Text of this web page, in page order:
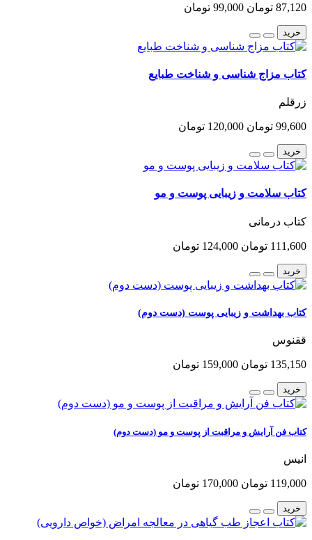
87,120 تومان 99,000 تومان
خرید
کتاب مزاج شناسی و شناخت طبایع
زرقلم
99,600 تومان 120,000 تومان
خرید
کتاب سلامت و زیبایی پوست و مو
کتاب درمانی
111,600 تومان 124,000 تومان
خرید
کتاب بهداشت و زیبایی پوست (دست دوم)
ققنوس
135,150 تومان 159,000 تومان
خرید
کتاب فن آرایش و مراقبت از پوست و مو (دست دوم)
انیس
119,000 تومان 170,000 تومان
خرید